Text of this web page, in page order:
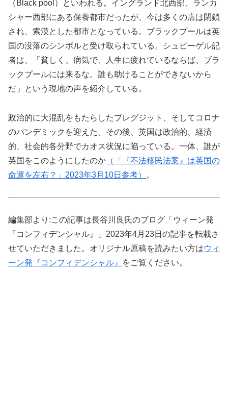
（Black pool）といわれる。イングランド北西部、ランカ
シャー西部にある保養都市だったが、今は多くの店は閉鎖
され、索漠とした都市となっている。ブラックプールは英
国の没落のシンボルと受け取られている。シュピーゲル記
者は、「貧しく、病気で、人生に疲れているならば、ブラ
ックプールには来るな。誰も助けることができないから
だ」という現地の声を紹介している。
政治的に大混乱をもたらしたブレグジット、そしてコロナ
のパンデミックを迎えた。その後、英国は政治的、経済
的、社会的各分野でカオス状況に陥っている。一体、誰が
英国をこのようにしたのか （「『不法移民法案』は英国の
命運を左右？」2023年3月10日参考）
。
編集部より:この記事は長谷川良氏のブログ「ウィーン発
『コンフィデンシャル』」2023年4月23日の記事を転載さ
せていただきました。オリジナル原稿を読みたい方はウィ
ーン発『コンフィデンシャル』
をご覧ください。